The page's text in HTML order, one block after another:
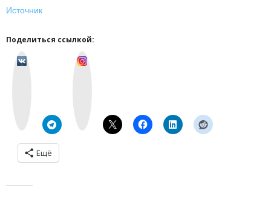
Источник
Поделиться ссылкой:
Ещё